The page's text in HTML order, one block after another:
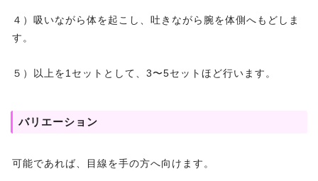
４）吸いながら体を起こし、吐きながら腕を体側へもどしま
す。
５）以上を1セットとして、3〜5セットほど行います。
バリエーション
可能であれば、目線を手の方へ向けます。